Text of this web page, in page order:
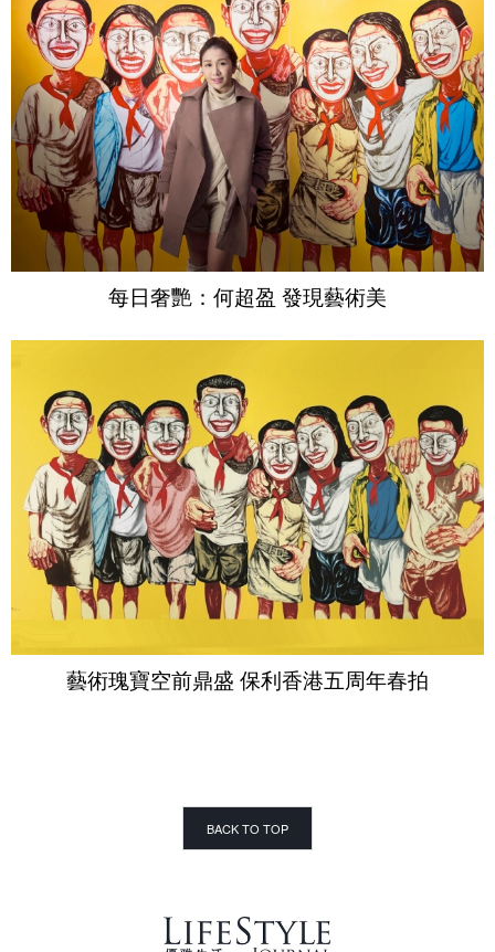
每日奢艷：何超盈 發現藝術美
藝術瑰寶空前鼎盛 保利香港五周年春拍
BACK TO TOP